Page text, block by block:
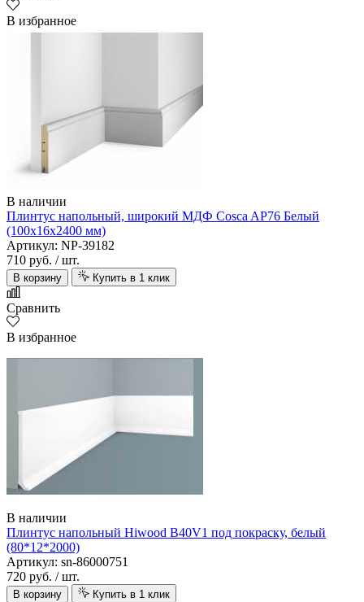
В избранное
В наличии
Плинтус напольный, широкий МДФ Cosca AP76 Белый
(100х16х2400 мм)
Артикул: NP-39182
710 руб. / шт.
В корзину Купить в 1 клик
Сравнить
В избранное
В наличии
Плинтус напольный Hiwood B40V1 под покраску, белый
(80*12*2000)
Артикул: sn-86000751
720 руб. / шт.
В корзину Купить в 1 клик